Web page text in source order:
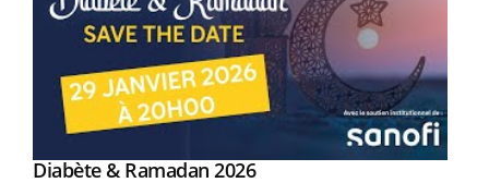
Youtube
Diabète & Ramadan 2026Youtube